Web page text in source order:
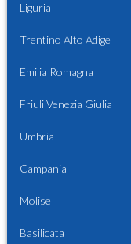
Liguria
Trentino Alto Adige
Emilia Romagna
Friuli Venezia Giulia
Umbria
Campania
Molise
Basilicata